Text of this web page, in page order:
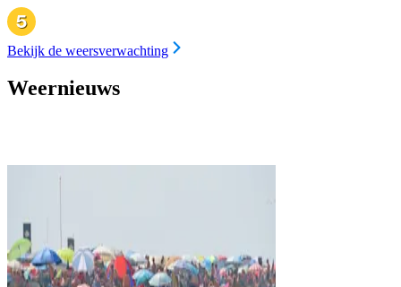
Bekijk de weersverwachting
Weernieuws